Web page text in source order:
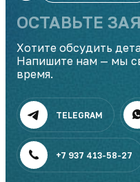
ОСТАВЬТЕ
Хотите обсудить
Напишите нам — мы
время.
TELEGRAM
+7 937 413-58-27